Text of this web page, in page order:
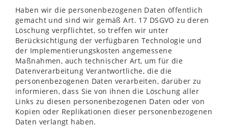
Haben wir die personenbezogenen Daten öffentlich
gemacht und sind wir gemäß Art. 17 DSGVO zu deren
Löschung verpflichtet, so treffen wir unter
Berücksichtigung der verfügbaren Technologie und
der Implementierungskosten angemessene
Maßnahmen, auch technischer Art, um für die
Datenverarbeitung Verantwortliche, die die
personenbezogenen Daten verarbeiten, darüber zu
informieren, dass Sie von ihnen die Löschung aller
Links zu diesen personenbezogenen Daten oder von
Kopien oder Replikationen dieser personenbezogenen
Daten verlangt haben.